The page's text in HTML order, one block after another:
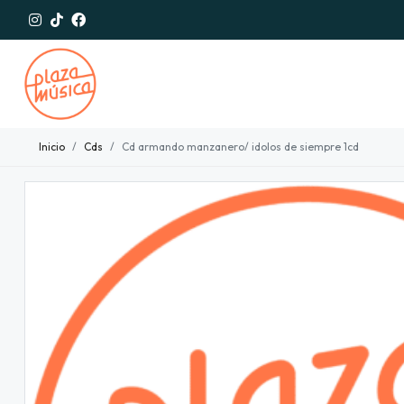
Inicio Cds Cd armando manzanero/ idolos de siempre 1cd